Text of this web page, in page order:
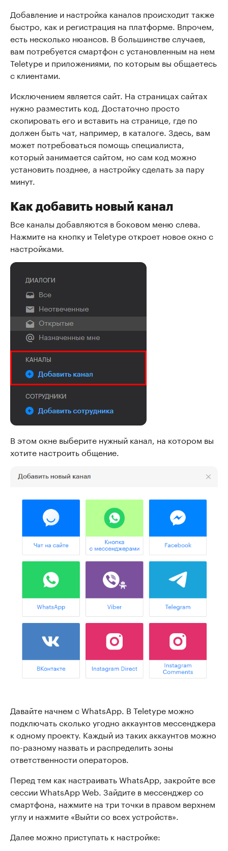
Добавление и настройка каналов происходит также
быстро, как и регистрация на платформе. Впрочем,
есть несколько нюансов. В большинстве случаев,
вам потребуется смартфон с установленным на нем
Teletype и приложениями, по которым вы общаетесь
с клиентами.
Исключением является сайт. На страницах сайтах
нужно разместить код. Достаточно просто
скопировать его и вставить на странице, где по
должен быть чат, например, в каталоге. Здесь, вам
может потребоваться помощь специалиста,
который занимается сайтом, но сам код можно
установить позднее, а настройку сделать за пару
минут.
Как добавить новый канал
Все каналы добавляются в боковом меню слева.
Нажмите на кнопку и Teletype откроет новое окно с
настройками.
В этом окне выберите нужный канал, на котором вы
хотите настроить общение.
Давайте начнем с WhatsApp. В Teletype можно
подключать сколько угодно аккаунтов мессенджера
к одному проекту. Каждый из таких аккаунтов можно
по-разному назвать и распределить зоны
ответственности операторов.
Перед тем как настраивать WhatsApp, закройте все
сессии WhatsApp Web. Зайдите в мессенджер со
смартфона, нажмите на три точки в правом верхнем
углу и нажмите «Выйти со всех устройств».
Далее можно приступать к настройке: